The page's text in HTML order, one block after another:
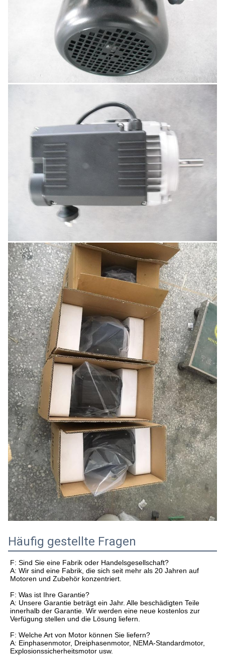
Häufig gestellte Fragen
F: Sind Sie eine Fabrik oder Handelsgesellschaft?
A: Wir sind eine Fabrik, die sich seit mehr als 20 Jahren auf
Motoren und Zubehör konzentriert.
F: Was ist Ihre Garantie?
A: Unsere Garantie beträgt ein Jahr. Alle beschädigten Teile
innerhalb der Garantie. Wir werden eine neue kostenlos zur
Verfügung stellen und die Lösung liefern.
F: Welche Art von Motor können Sie liefern?
A: Einphasenmotor, Dreiphasenmotor, NEMA-Standardmotor,
Explosionssicherheitsmotor usw.